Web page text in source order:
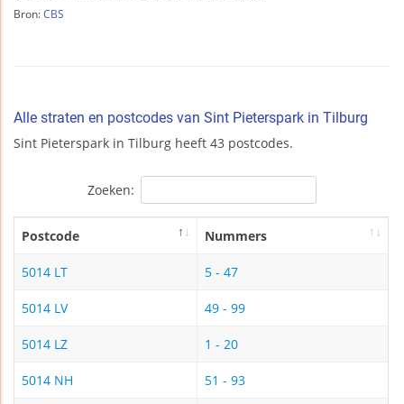
Bron: CBS
Alle straten en postcodes van Sint Pieterspark in Tilburg
Sint Pieterspark in Tilburg heeft 43 postcodes.
Zoeken:
Postcode Nummers
5014 LT 5 - 47
5014 LV 49 - 99
5014 LZ 1 - 20
5014 NH 51 - 93